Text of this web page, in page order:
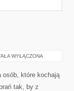
WYŁĄCZONA
osób, które kochają
tak, by z